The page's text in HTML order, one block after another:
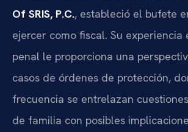
Of SRIS, P.C., estableció el bufete
ejercer como fiscal. Su experiencia
penal le proporciona una
casos de órdenes de protección,
frecuencia se entrelazan
de familia con posibles